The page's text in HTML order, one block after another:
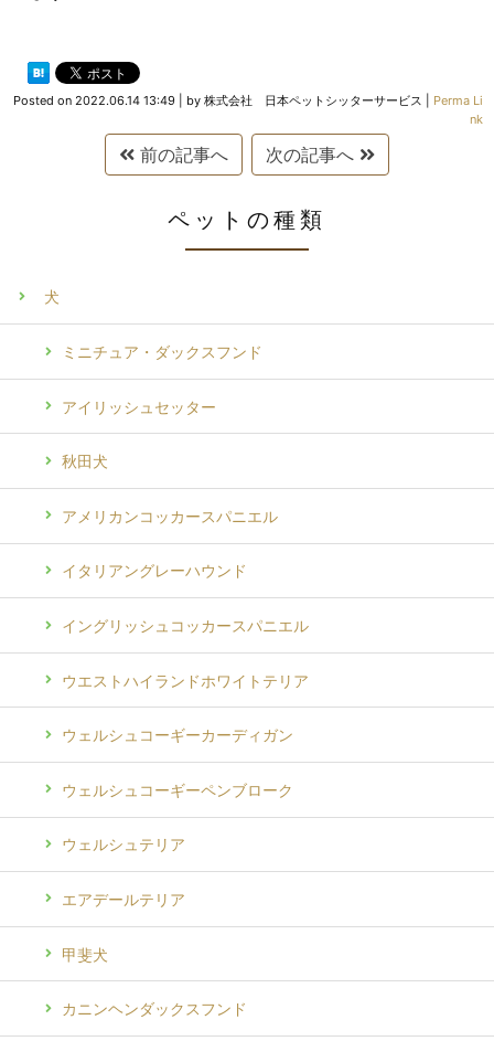
Posted on 2022.06.14 13:49 by 株式会社 日本ペットシッターサービス
Perma Li
nk
前の記事へ 次の記事へ
ペットの種類
犬
ミニチュア・ダックスフンド
アイリッシュセッター
秋田犬
アメリカンコッカースパニエル
イタリアングレーハウンド
イングリッシュコッカースパニエル
ウエストハイランドホワイトテリア
ウェルシュコーギーカーディガン
ウェルシュコーギーペンブローク
ウェルシュテリア
エアデールテリア
甲斐犬
カニンヘンダックスフンド